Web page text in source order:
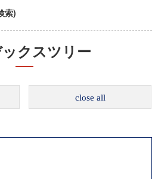
索)
クスツリー
close all